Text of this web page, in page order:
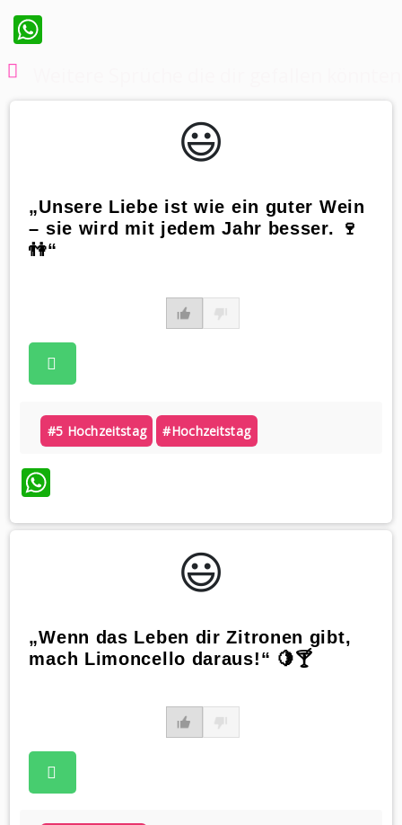
😃️
„Unsere Liebe ist wie ein guter Wein
– sie wird mit jedem Jahr besser. 🍷
👫“
#5 Hochzeitstag #hochzeitstag
WhatsApp
😃️
„Wenn das Leben dir Zitronen gibt,
mach Limoncello daraus!“ 🍋🍸